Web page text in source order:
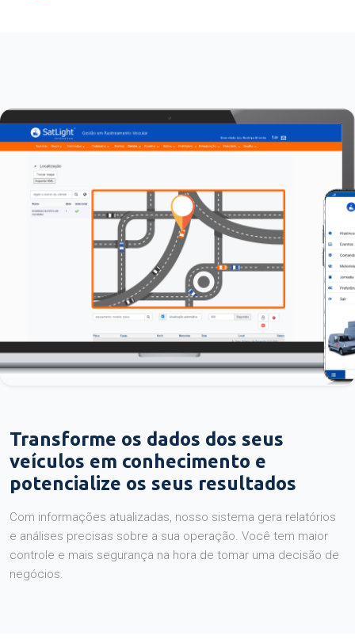
Transforme os dados dos seus
veículos em conhecimento e
potencialize os seus resultados
Com informações atualizadas, nosso sistema gera relatórios
e análises precisas sobre a sua operação. Você tem maior
controle e mais segurança na hora de tomar uma decisão de
negócios.